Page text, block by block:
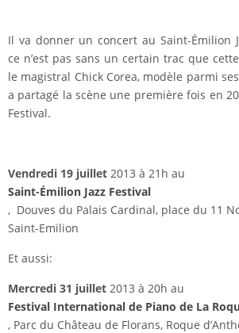
Il va donner un concert au Saint-Émilion
ce n’est pas sans un certain trac que
le magistral Chick Corea, modèle parmi
a partagé la scène une première fois en
Festival.
Vendredi 19 juillet 2013 à 21h au
Saint-Émilion Jazz Festival
, Douves du Palais Cardinal, place du 11
Saint-Emilion
Et aussi:
Mercredi 31 juillet 2013 à 20h au
Festival International de Piano de La
, Parc du Château de Florans, Roque